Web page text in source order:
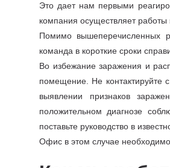
Это дает нам первыми
компания осуществляет
Помимо вышеперечисленных
команда в короткие сроки
Во избежание заражения и
помещение. Не контактируйте
выявлении признаков
положительном диагнозе
поставьте руководство в
Офис в этом случае необходимо